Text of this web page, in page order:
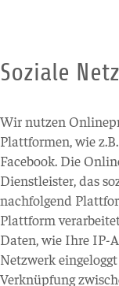
Soziale
Wir nutzen
Plattformen, wie
Facebook. Die
Dienstleister, das
nachfolgend
Plattform
Daten, wie Ihre IP-
Netzwerk
Verknüpfung